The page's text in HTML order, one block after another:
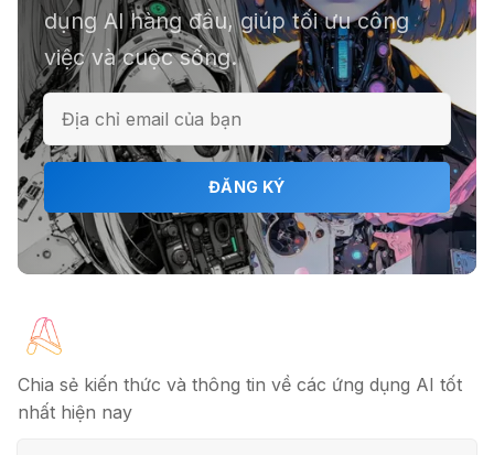
ℹ️ Napkin AI - Biến văn bản thành
infographic
🎗️ Logomaster.ai: Thiết kế logo
chuyên nghiệp trong 5 phút
dụng AI hàng đầu, giúp tối ưu công
việc và cuộc sống.
ĐĂNG KÝ
Chia sẻ kiến thức và thông tin về các ứng dụng AI tốt
nhất hiện nay